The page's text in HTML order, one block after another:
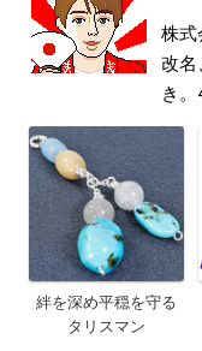
株式
改名
き。
絆を深め平穏を守る
タリスマン